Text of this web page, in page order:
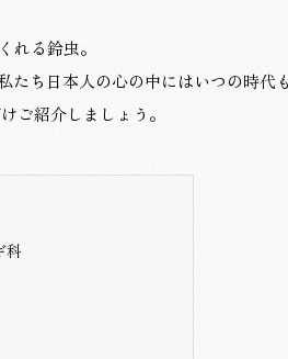
る鈴虫。
ち日本人の心の中にはいつの時代
ご紹介しましょう。
科